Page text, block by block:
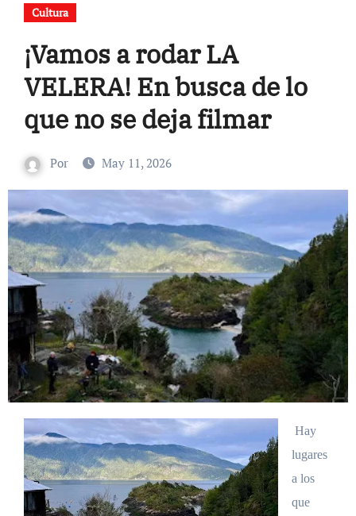
Cultura
¡Vamos a rodar LA
VELERA! En busca de lo
que no se deja filmar
Por May 11, 2026
Hay
lugares
a los
que